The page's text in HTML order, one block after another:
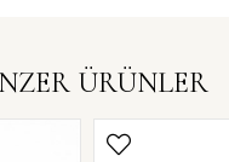
ÜRÜNLER